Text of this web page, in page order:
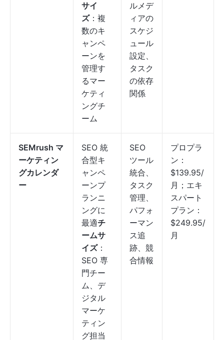
サイ
ズ：複
数のキ
ャンペ
ーンを
管理す
るマー
ケティ
ングチ
ーム
ルメデ
ィアの
スケジ
ュール
設定、
タスク
の依存
関係
SEMrush マ
ーケティン
グカレンダ
ー
SEO 統
合型キ
ャンペ
ーンプ
ランニ
ングに
最適チ
ームサ
イズ：
SEO 専
門チー
ム、デ
ジタル
マーケ
ティン
グ担当
SEO
ツール
統合、
タスク
管理、
パフォ
ーマン
ス追
跡、競
合情報
プロプラ
ン：
$139.95/
月；エキ
スパート
プラン：
$249.95/
月